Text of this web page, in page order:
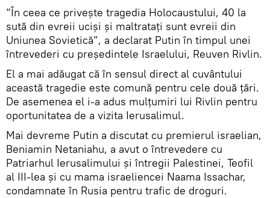
“În ceea ce privește tragedia Holocaustului, 40 la
sută din evreii uciși și maltratați sunt evreii din
Uniunea Sovietică”, a declarat Putin în timpul unei
întrevederi cu președintele Israelului, Reuven Rivlin.
El a mai adăugat că în sensul direct al cuvântului
această tragedie este comună pentru cele două țări.
De asemenea el i-a adus mulțumiri lui Rivlin pentru
oportunitatea de a vizita Ierusalimul.
Mai devreme Putin a discutat cu premierul israelian,
Beniamin Netaniahu, a avut o întrevedere cu
Patriarhul Ierusalimului și întregii Palestinei, Teofil
al III-lea și cu mama israeliencei Naama Issachar,
condamnate în Rusia pentru trafic de droguri.